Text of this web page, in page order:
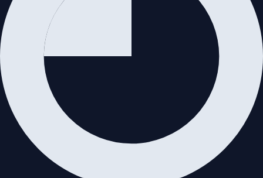
Завантажити партію